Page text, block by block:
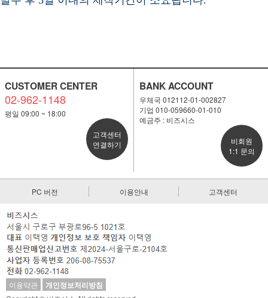
CUSTOMER CENTER
02-962-1148
평일 09:00 ~ 18:00
고객센터
연결하기
BANK ACCOUNT
우체국 012112-01-002827
기업 010-059660-01-010
예금주 : 비즈시스
비회원
1:1 문의
PC 버전 이용안내 고객센터
이용약관 개인정보처리방침